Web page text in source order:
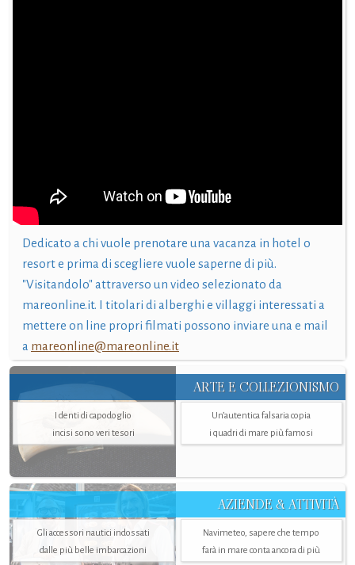
Dedicato a chi vuole prenotare una vacanza in hotel o
resort e prima di scegliere vuole saperne di più.
"Visitandolo" attraverso un video selezionato da
mareonline.it. I titolari di alberghi e villaggi interessati a
mettere on line propri filmati possono inviare una e mail
a mareonline@mareonline.it
ARTE E COLLEZIONISMO
I denti di capodoglio
incisi sono veri tesori
Un’autentica falsaria copia
i quadri di mare più famosi
AZIENDE & ATTIVITÀ
Gli accessori nautici indossati
dalle più belle imbarcazioni
Navimeteo, sapere che tempo
farà in mare conta ancora di più